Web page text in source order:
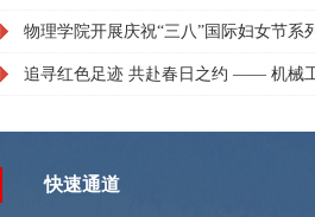
物理学院开展庆祝“三八”国际妇女节系
追寻红色足迹 共赴春日之约 —— 机械
快速通道